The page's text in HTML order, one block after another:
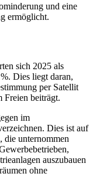
und eine
ermöglicht.
sich 2025 als
Dies liegt daran,
per Satellit
Freien beiträgt.
im
Dies ist auf
die unternommen
auszubauen
ohne